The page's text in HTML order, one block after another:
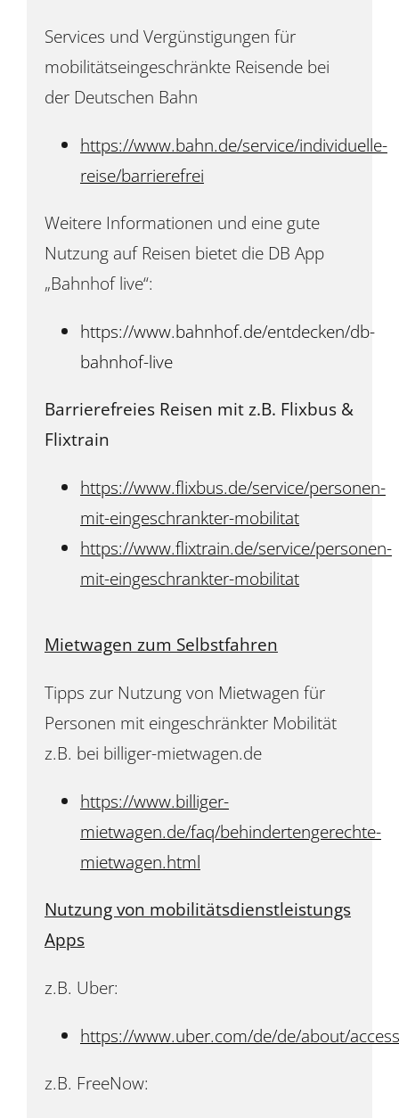
Services und Vergünstigungen für
mobilitätseingeschränkte Reisende bei
der Deutschen Bahn
https://www.bahn.de/service/individuelle-
reise/barrierefrei
Weitere Informationen und eine gute
Nutzung auf Reisen bietet die DB App
„Bahnhof live“:
https://www.bahnhof.de/entdecken/db-
bahnhof-live
Barrierefreies Reisen mit z.B. Flixbus &
Flixtrain
https://www.flixbus.de/service/personen-
mit-eingeschrankter-mobilitat
https://www.flixtrain.de/service/personen-
mit-eingeschrankter-mobilitat
Mietwagen zum Selbstfahren
Tipps zur Nutzung von Mietwagen für
Personen mit eingeschränkter Mobilität
z.B. bei billiger-mietwagen.de
https://www.billiger-
mietwagen.de/faq/behindertengerechte-
mietwagen.html
Nutzung von mobilitätsdienstleistungs
Apps
z.B. Uber:
https://www.uber.com/de/de/about/
z.B. FreeNow: